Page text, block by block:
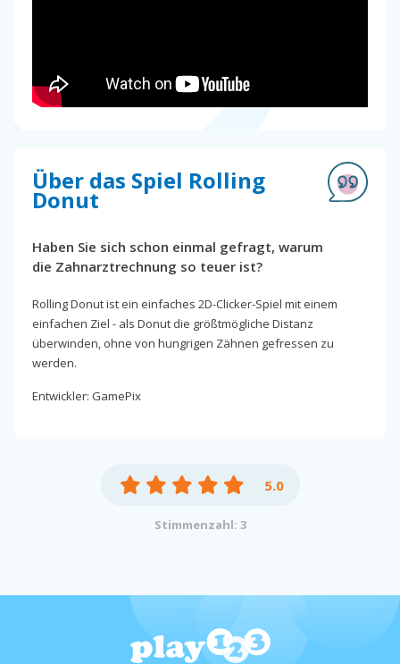
Über das Spiel Rolling
Donut
Haben Sie sich schon einmal gefragt, warum
die Zahnarztrechnung so teuer ist?
Rolling Donut ist ein einfaches 2D-Clicker-Spiel mit einem
einfachen Ziel - als Donut die größtmögliche Distanz
überwinden, ohne von hungrigen Zähnen gefressen zu
werden.
Entwickler: GamePix
5.0
Stimmenzahl: 3